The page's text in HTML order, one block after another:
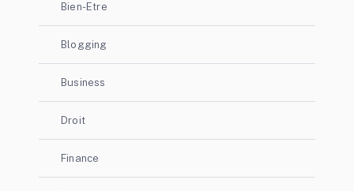
Bien-Etre
Blogging
Business
Droit
Finance